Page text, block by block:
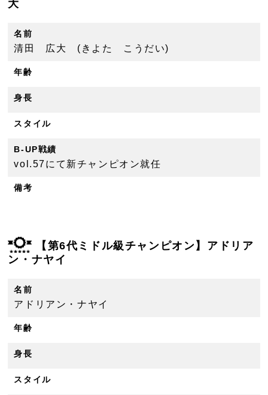
大
名前
清田 広大 (きよた こうだい)
年齢
身長
スタイル
B-UP戦績
vol.57にて新チャンピオン就任
備考
【第6代ミドル級チャンピオン】アドリア
ン・ナヤイ
名前
アドリアン・ナヤイ
年齢
身長
スタイル